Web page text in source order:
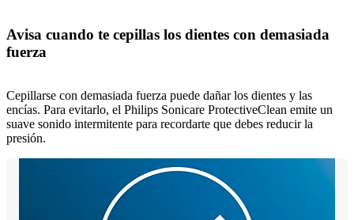
Avisa cuando te cepillas los dientes con demasiada
fuerza
Cepillarse con demasiada fuerza puede dañar los dientes y las
encías. Para evitarlo, el Philips Sonicare ProtectiveClean emite un
suave sonido intermitente para recordarte que debes reducir la
presión.